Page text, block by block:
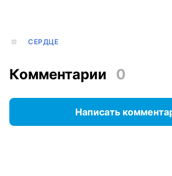
СЕРДЦЕ
Комментарии 0
Написать